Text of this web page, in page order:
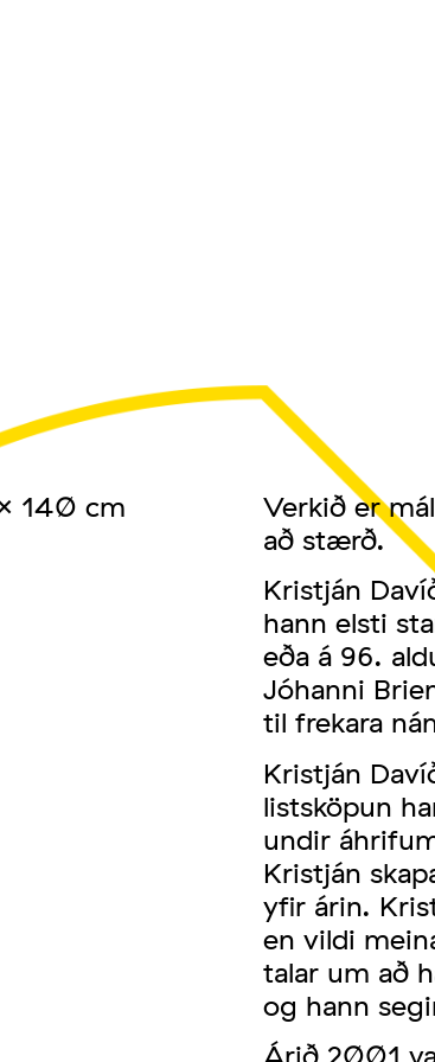
140 cm
Verkið er
að stærð.
Kristján
hann elsti
eða á 96.
Jóhanni
til frekara
Kristján
listsköpun
undir
Kristján
yfir árin.
en vildi
talar um að
og hann